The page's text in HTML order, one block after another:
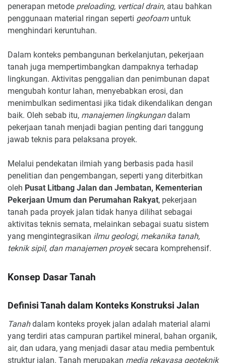
penerapan metode preloading, vertical drain, atau bahkan
penggunaan material ringan seperti geofoamuntuk
menghindari keruntuhan.
Dalam konteks pembangunan berkelanjutan, pekerjaan
tanah juga mempertimbangkan dampaknya terhadap
lingkungan. Aktivitas penggalian dan penimbunan dapat
mengubah kontur lahan, menyebabkan erosi, dan
menimbulkan sedimentasi jika tidak dikendalikan dengan
baik. Oleh sebab itu, manajemen lingkungandalam
pekerjaan tanah menjadi bagian penting dari tanggung
jawab teknis para pelaksana proyek.
Melalui pendekatan ilmiah yang berbasis pada hasil
penelitian dan pengembangan, seperti yang diterbitkan
oleh Pusat Litbang Jalan dan Jembatan, Kementerian
Pekerjaan Umum dan Perumahan Rakyat, pekerjaan
tanah pada proyek jalan tidak hanya dilihat sebagai
aktivitas teknis semata, melainkan sebagai suatu sistem
yang mengintegrasikan ilmu geologi, mekanika tanah,
teknik sipil, dan manajemen proyeksecara komprehensif.
Konsep Dasar Tanah
Definisi Tanah dalam Konteks Konstruksi Jalan
Tanahdalam konteks proyek jalan adalah material alami
yang terdiri atas campuran partikel mineral, bahan organik,
air, dan udara, yang menjadi dasar atau media pembentuk
struktur jalan. Tanah merupakan media rekayasa geoteknik